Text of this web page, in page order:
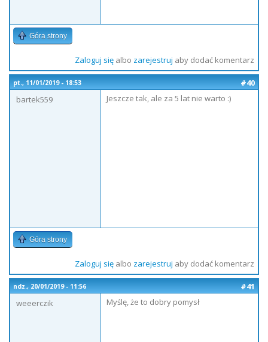
Góra strony
Zaloguj sięalbo zarejestruj aby dodać komentarz
pt., 11/01/2019 - 18:53
#40
bartek559
Jeszcze tak, ale za 5 lat nie warto :)
Góra strony
Zaloguj sięalbo zarejestruj aby dodać komentarz
ndz., 20/01/2019 - 11:56
#41
weeerczik
Myślę, że to dobry pomysł